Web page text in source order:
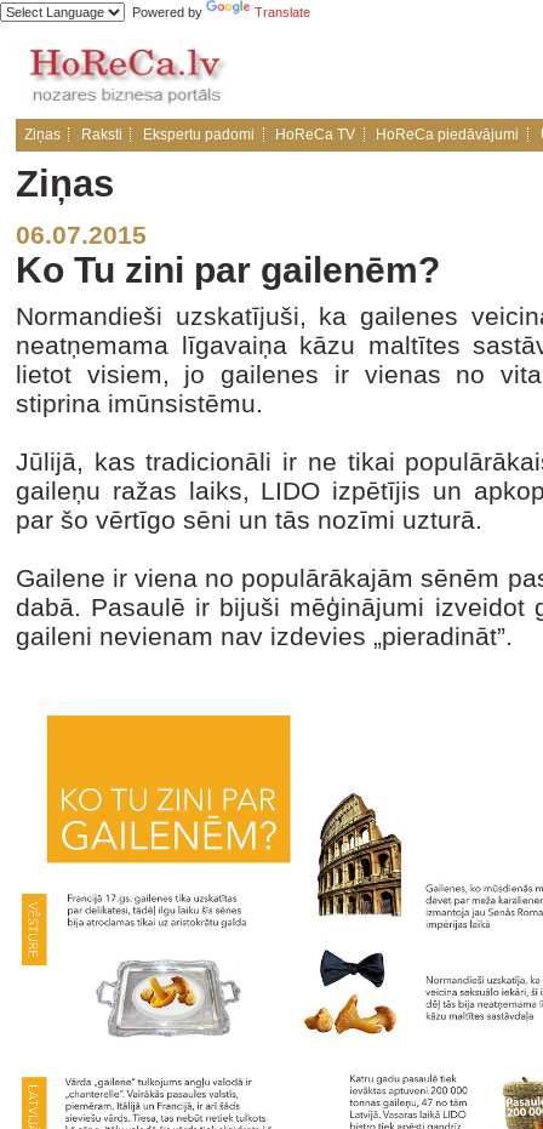
Powered by Translate
Ziņas Raksti Ekspertu padomi HoReCa TV HoReCa piedāvājumi
Ziņas
06.07.2015
Ko Tu zini par gailenēm?
Normandieši uzskatījuši, ka gailenes
neatņemama līgavaiņa kāzu maltītes
lietot visiem, jo gailenes ir vienas no
stiprina imūnsistēmu.
Jūlijā, kas tradicionāli ir ne tikai
gaileņu ražas laiks, LIDO izpētījis un
par šo vērtīgo sēni un tās nozīmi uzturā.
Gailene ir viena no populārākajām sēnēm
dabā. Pasaulē ir bijuši mēģinājumi izveidot
gaileni nevienam nav izdevies „pieradināt”.